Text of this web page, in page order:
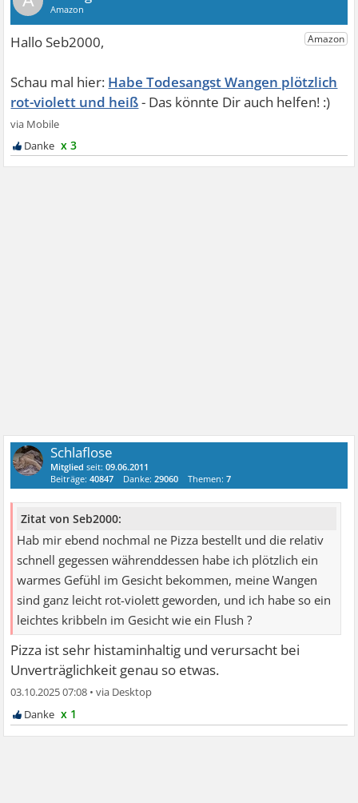
Habe Todesangst Wangen plötzlich
rot-violett und heiß
x 3
Schlaflose
Mitglied seit:09.06.2011
Beiträge:40847 Danke:29060 Themen:7
Zitat von Seb2000:
Hab mir ebend nochmal ne Pizza bestellt und die relativ
schnell gegessen währenddessen habe ich plötzlich ein
warmes Gefühl im Gesicht bekommen, meine Wangen
sind ganz leicht rot-violett geworden, und ich habe so ein
leichtes kribbeln im Gesicht wie ein Flush ?
Pizza ist sehr histaminhaltig und verursacht bei
Unverträglichkeit genau so etwas.
03.10.2025 07:08 •
x 1